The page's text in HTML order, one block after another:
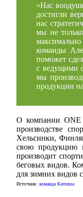
«Нас
достигли
нас
мы не
команды
поможет
с ведущими
мы
продукции
О компании ONE
производстве
Хельсинки,
свою продукцию
производит
беговых видов.
для зимних видов
Источник:команда Катюша